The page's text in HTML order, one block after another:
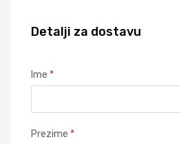
Detalji za dostavu
Ime *
Prezime *